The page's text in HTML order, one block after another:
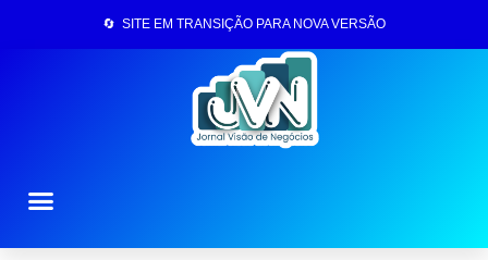
🔄 SITE EM TRANSIÇÃO PARA NOVA VERSÃO